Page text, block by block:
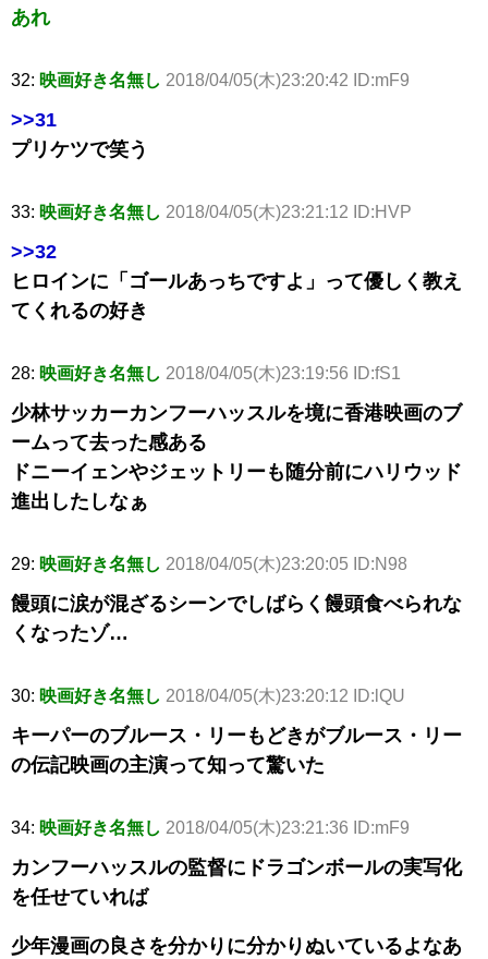
あれ
32: 映画好き名無し 2018/04/05(木)23:20:42 ID:mF9
>>31
プリケツで笑う
33: 映画好き名無し 2018/04/05(木)23:21:12 ID:HVP
>>32
ヒロインに「ゴールあっちですよ」って優しく教え
てくれるの好き
28: 映画好き名無し 2018/04/05(木)23:19:56 ID:fS1
少林サッカーカンフーハッスルを境に香港映画のブ
ームって去った感ある
ドニーイェンやジェットリーも随分前にハリウッド
進出したしなぁ
29: 映画好き名無し 2018/04/05(木)23:20:05 ID:N98
饅頭に涙が混ざるシーンでしばらく饅頭食べられな
くなったゾ…
30: 映画好き名無し 2018/04/05(木)23:20:12 ID:lQU
キーパーのブルース・リーもどきがブルース・リー
の伝記映画の主演って知って驚いた
34: 映画好き名無し 2018/04/05(木)23:21:36 ID:mF9
カンフーハッスルの監督にドラゴンボールの実写化
を任せていれば
少年漫画の良さを分かりに分かりぬいているよなあ